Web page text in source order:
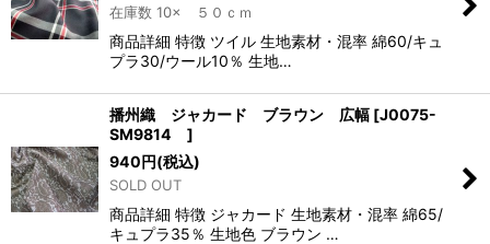
在庫数 10× ５０ｃｍ
商品詳細 特徴 ツイル 生地素材・混率 綿60/キュ
プラ30/ウール10％ 生地…
播州織 ジャカード ブラウン 広幅 [J0075-
SM9814 ]
940円(税込)
SOLD OUT
商品詳細 特徴 ジャカード 生地素材・混率 綿65/
キュプラ35％ 生地色 ブラウン …